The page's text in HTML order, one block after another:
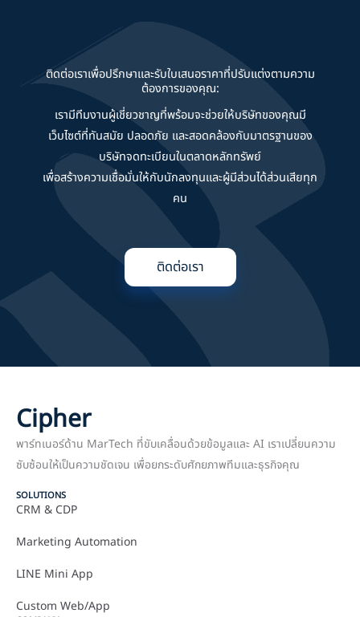
ติดต่อเราเพื่อปรึกษาและรับใบเสนอราคาที่ปรับแต่งตามความ
ต้องการของคุณ:
เรามีทีมงานผู้เชี่ยวชาญที่พร้อมจะช่วยให้บริษัทของคุณมี
เว็บไซต์ที่ทันสมัย ปลอดภัย และสอดคล้องกับมาตรฐานของ
บริษัทจดทะเบียนในตลาดหลักทรัพย์
เพื่อสร้างความเชื่อมั่นให้กับนักลงทุนและผู้มีส่วนได้ส่วนเสียทุก
คน
ติดต่อเรา
Cipher
พาร์ทเนอร์ด้าน MarTech ที่ขับเคลื่อนด้วยข้อมูลและ AI เราเปลี่ยนความ
ซับซ้อนให้เป็นความชัดเจน เพื่อยกระดับศักยภาพทีมและธุรกิจคุณ
SOLUTIONS
CRM & CDP
Marketing Automation
LINE Mini App
Custom Web/App